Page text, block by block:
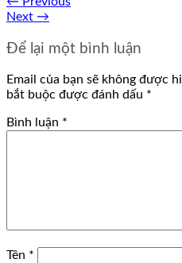
Next →
Để lại một bình luận
Email của bạn sẽ không được
bắt buộc được đánh dấu *
Bình luận *
Tên *